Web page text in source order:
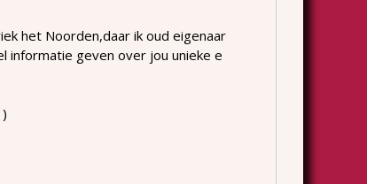
het Noorden,daar ik oud eigenaar
informatie geven over jou unieke e